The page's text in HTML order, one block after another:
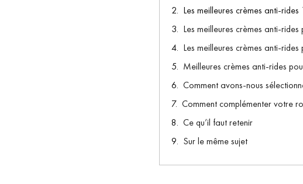
Les meilleures crèmes anti-
Les meilleures crèmes anti-rides
Les meilleures crèmes anti-rides
Meilleures crèmes anti-rides
Comment avons-nous
Comment complémenter votre
Ce qu’il faut retenir
Sur le même sujet